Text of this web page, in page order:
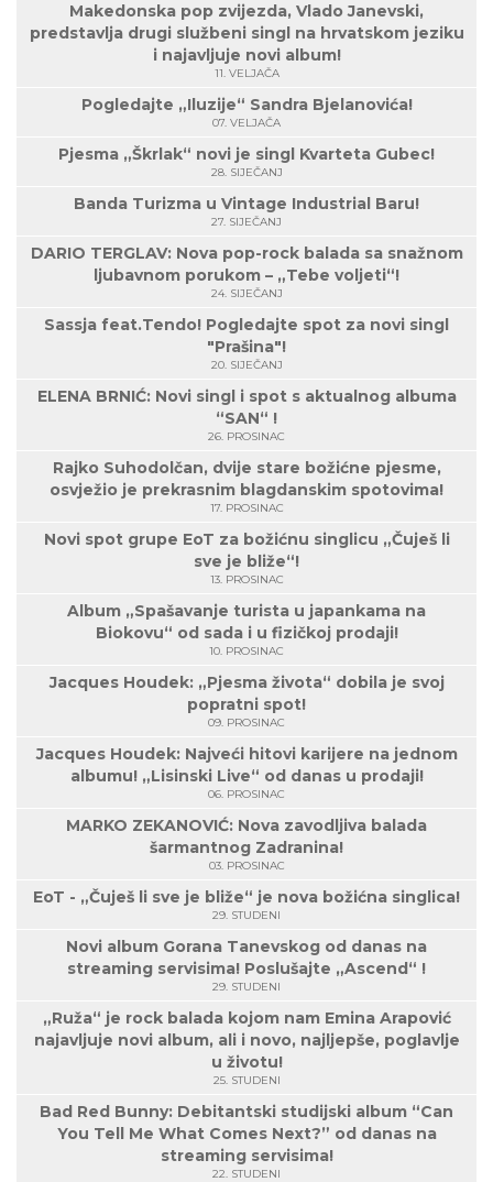
Makedonska pop zvijezda, Vlado Janevski,
predstavlja drugi službeni singl na hrvatskom jeziku
i najavljuje novi album!
11. VELJAČA
Pogledajte „Iluzije“ Sandra Bjelanovića!
07. VELJAČA
Pjesma „Škrlak“ novi je singl Kvarteta Gubec!
28. SIJEČANJ
Banda Turizma u Vintage Industrial Baru!
27. SIJEČANJ
DARIO TERGLAV: Nova pop-rock balada sa snažnom
ljubavnom porukom – „Tebe voljeti“!
24. SIJEČANJ
Sassja feat.Tendo! Pogledajte spot za novi singl
"Prašina"!
20. SIJEČANJ
ELENA BRNIĆ: Novi singl i spot s aktualnog albuma
“SAN“ !
26. PROSINAC
Rajko Suhodolčan, dvije stare božićne pjesme,
osvježio je prekrasnim blagdanskim spotovima!
17. PROSINAC
Novi spot grupe EoT za božićnu singlicu „Čuješ li
sve je bliže“!
13. PROSINAC
Album „Spašavanje turista u japankama na
Biokovu“ od sada i u fizičkoj prodaji!
10. PROSINAC
Jacques Houdek: „Pjesma života“ dobila je svoj
popratni spot!
09. PROSINAC
Jacques Houdek: Najveći hitovi karijere na jednom
albumu! „Lisinski Live“ od danas u prodaji!
06. PROSINAC
MARKO ZEKANOVIĆ: Nova zavodljiva balada
šarmantnog Zadranina!
03. PROSINAC
EoT - „Čuješ li sve je bliže“ je nova božićna singlica!
29. STUDENI
Novi album Gorana Tanevskog od danas na
streaming servisima! Poslušajte „Ascend“ !
29. STUDENI
„Ruža“ je rock balada kojom nam Emina Arapović
najavljuje novi album, ali i novo, najljepše, poglavlje
u životu!
25. STUDENI
Bad Red Bunny: Debitantski studijski album “Can
You Tell Me What Comes Next?” od danas na
streaming servisima!
22. STUDENI